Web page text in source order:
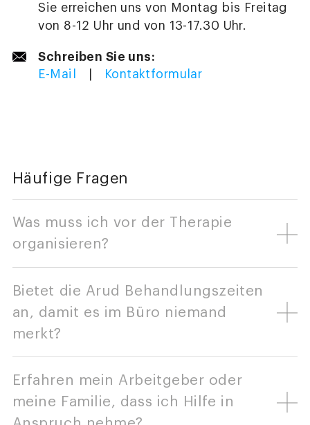
Sie erreichen uns von Montag bis Freitag
von 8-12 Uhr und von 13-17.30 Uhr.
Schreiben Sie uns:
E-Mail Kontaktformular
Häufige Fragen
Was muss ich vor der Therapie
organisieren?
Bietet die Arud Behandlungszeiten
an, damit es im Büro niemand
merkt?
Erfahren mein Arbeitgeber oder
meine Familie, dass ich Hilfe in